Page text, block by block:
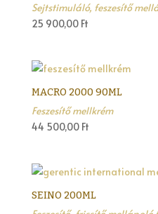
Sejtstimuláló, feszesítő
25 900,00 Ft
MACRO 2000 90ML
Feszesítő mellkrém
44 500,00 Ft
SEINO 200ML